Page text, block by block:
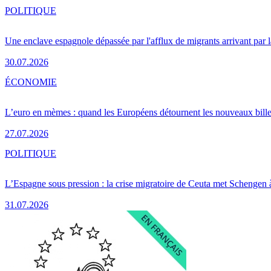
Une enclave espagnole dépassée par l'afflux de migrants arrivant par
30.07.2026
POLITIQUE
L’euro en mèmes : quand les Européens détournent les nouveaux
27.07.2026
ÉCONOMIE
L’Espagne sous pression : la crise migratoire de Ceuta met Schengen
31.07.2026
POLITIQUE